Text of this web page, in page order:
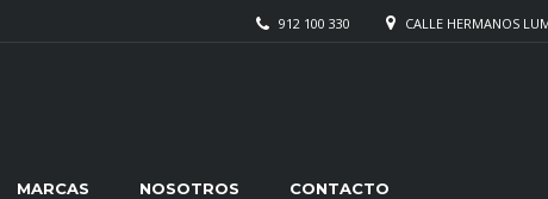
CALLE HERMANOS
912 100 330
MARCAS NOSOTROS CONTACTO